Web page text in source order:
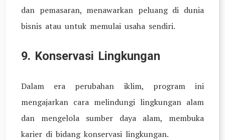
dan pemasaran, menawarkan peluang di dunia
bisnis atau untuk memulai usaha sendiri.
9. Konservasi Lingkungan
Dalam era perubahan iklim, program ini
mengajarkan cara melindungi lingkungan alam
dan mengelola sumber daya alam, membuka
karier di bidang konservasi lingkungan.